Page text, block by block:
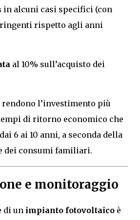
in alcuni casi specifici (con
rispetto agli anni
al 10% sull’acquisto dei
l’investimento più
di ritorno economico che
6 ai 10 anni, a seconda della
dei consumi familiari.
e monitoraggio
di un impianto fotovoltaico è